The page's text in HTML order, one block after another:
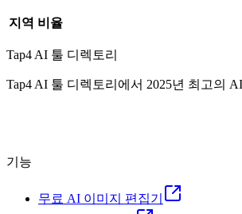
지역 비율
Tap4 AI 툴 디렉토리
Tap4 AI 툴 디렉토리에서 2025년 최고의
기능
무료 AI 이미지 편집기